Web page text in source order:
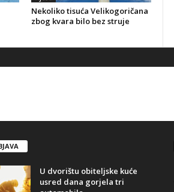
Nekoliko tisuća Velikogoričana
zbog kvara bilo bez struje
U dvorištu obiteljske kuće
usred dana gorjela tri